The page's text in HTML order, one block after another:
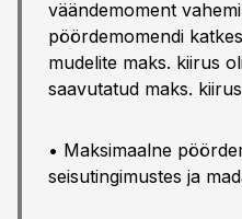
väändemoment
pöördemomendi
mudelite maks. kiirus
saavutatud maks.
• Maksimaalne
seisutingimustes ja